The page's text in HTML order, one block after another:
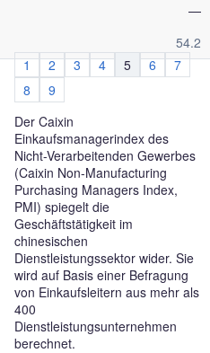
—
54.2
1
2 3 4 5 6
7
8
9
Der Caixin
Einkaufsmanagerindex des
Nicht-Verarbeitenden Gewerbes
(Caixin Non-Manufacturing
Purchasing Managers Index,
PMI) spiegelt die
Geschäftstätigkeit im
chinesischen
Dienstleistungssektor wider. Sie
wird auf Basis einer Befragung
von Einkaufsleitern aus mehr als
400
Dienstleistungsunternehmen
berechnet.